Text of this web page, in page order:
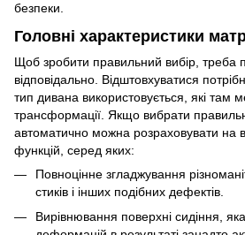
безпеки.
Головні характеристики
Щоб зробити правильний вибір, треба
відповідально. Відштовхуватися
тип дивана використовується, які там
трансформації. Якщо вибрати
автоматично можна розраховувати на
функцій, серед яких:
Повноцінне згладжування
стиків і інших подібних дефектів.
Вирівнювання поверхні сидіння,